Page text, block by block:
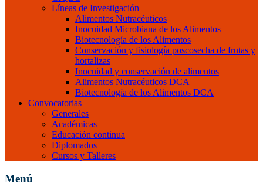
Líneas de Investigación
Alimentos Nutracéuticos
Inocuidad Microbiana de los Alimentos
Biotecnología de los Alimentos
Conservación y fisiología poscosecha de frutas y
hortalizas
Inocuidad y conservación de alimentos
Alimentos Nutracéuticos DCA
Biotecnología de los Alimentos DCA
Convocatorias
Generales
Académicas
Educación continua
Diplomados
Cursos y Talleres
Menú